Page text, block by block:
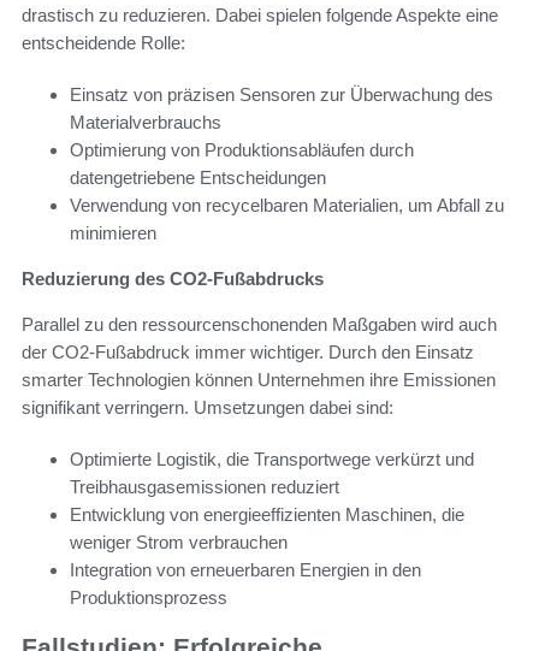
drastisch zu reduzieren. Dabei spielen folgende Aspekte eine
entscheidende Rolle:
Einsatz von präzisen Sensoren zur Überwachung des
Materialverbrauchs
Optimierung von Produktionsabläufen durch
datengetriebene Entscheidungen
Verwendung von recycelbaren Materialien, um Abfall zu
minimieren
Reduzierung des CO2-Fußabdrucks
Parallel zu den ressourcenschonenden Maßgaben wird auch
der CO2-Fußabdruck immer wichtiger. Durch den Einsatz
smarter Technologien können Unternehmen ihre Emissionen
signifikant verringern. Umsetzungen dabei sind:
Optimierte Logistik, die Transportwege verkürzt und
Treibhausgasemissionen reduziert
Entwicklung von energieeffizienten Maschinen, die
weniger Strom verbrauchen
Integration von erneuerbaren Energien in den
Produktionsprozess